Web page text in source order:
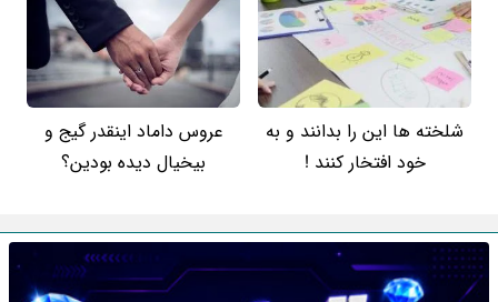
شلخته ها این را بدانند و به
خود افتخار کنند !
عروس داماد اینقدر گیج و
بیخیال دیده بودین؟